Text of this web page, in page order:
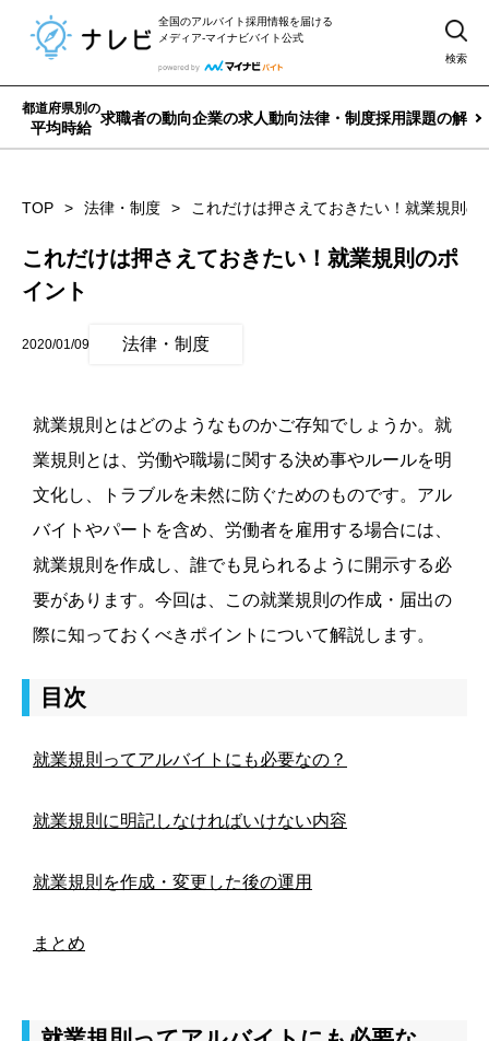
全国のアルバイト採用情報を届ける
メディア-マイナビバイト公式
検索
都道府県別の
平均時給
求職者の動向企業の求人動向法律・制度採用課題の解決
TOP 法律・制度 これだけは押さえておきたい！就業規則の
これだけは押さえておきたい！就業規則のポ
イント
2020/01/09 法律・制度
就業規則とはどのようなものかご存知でしょうか。就
業規則とは、労働や職場に関する決め事やルールを明
文化し、トラブルを未然に防ぐためのものです。 アル
バイトやパートを含め、労働者を雇用する場合には、
就業規則を作成し、誰でも見られるように開示する必
要があります。 今回は、この就業規則の作成・届出の
際に知っておくべきポイントについて解説します。
目次
就業規則ってアルバイトにも必要なの？
就業規則に明記しなければいけない内容
就業規則を作成・変更した後の運用
まとめ